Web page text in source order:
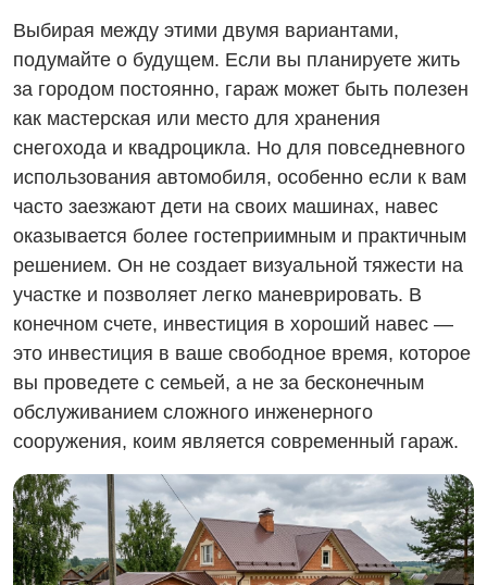
Выбирая между этими двумя вариантами,
подумайте о будущем. Если вы планируете жить
за городом постоянно, гараж может быть полезен
как мастерская или место для хранения
снегохода и квадроцикла. Но для повседневного
использования автомобиля, особенно если к вам
часто заезжают дети на своих машинах, навес
оказывается более гостеприимным и практичным
решением. Он не создает визуальной тяжести на
участке и позволяет легко маневрировать. В
конечном счете, инвестиция в хороший навес —
это инвестиция в ваше свободное время, которое
вы проведете с семьей, а не за бесконечным
обслуживанием сложного инженерного
сооружения, коим является современный гараж.